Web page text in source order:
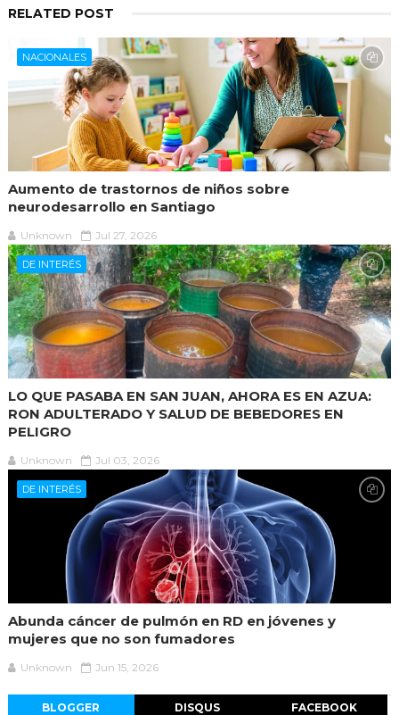
RELATED POST
NACIONALES
Aumento de trastornos de niños sobre
neurodesarrollo en Santiago
Unknown Jul 27, 2026
DE INTERÉS
LO QUE PASABA EN SAN JUAN, AHORA ES EN AZUA:
RON ADULTERADO Y SALUD DE BEBEDORES EN
PELIGRO
Unknown Jul 03, 2026
DE INTERÉS
Abunda cáncer de pulmón en RD en jóvenes y
mujeres que no son fumadores
Unknown Jun 15, 2026
BLOGGER DISQUS FACEBOOK